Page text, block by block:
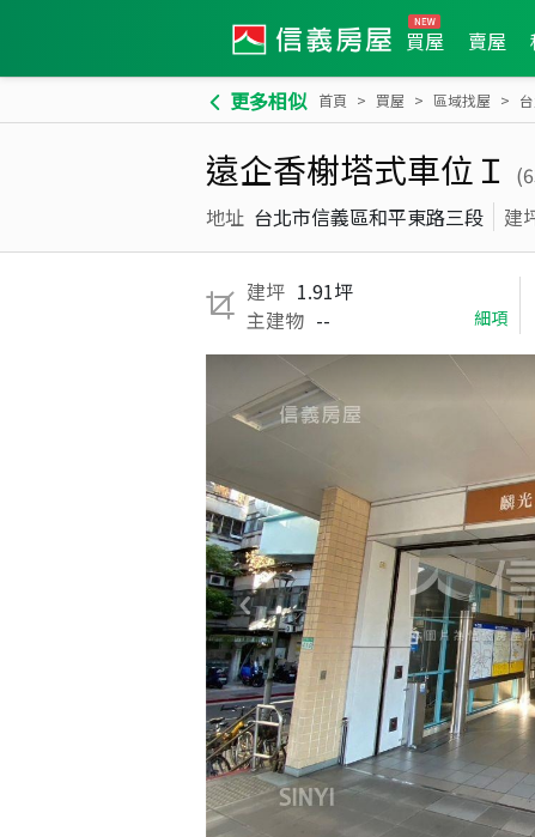
買屋 賣屋
更多相似 首頁 買屋 區域找屋
遠企香榭塔式車位Ｉ
地址 台北市信義區和平東路三段 建
建坪 1.91坪
主建物 -- 細項